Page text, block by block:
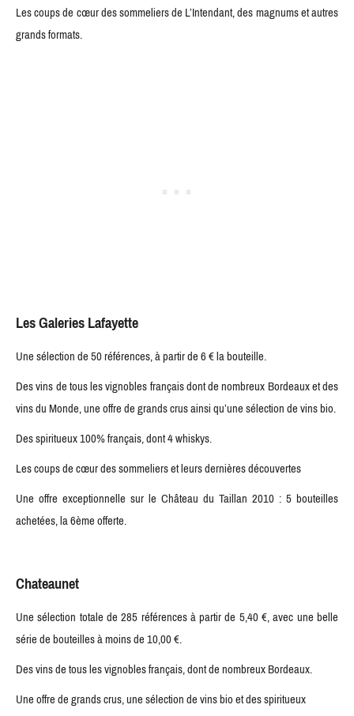
Les coups de cœur des sommeliers de L’Intendant, des magnums et autres
grands formats.
Les Galeries Lafayette
Une sélection de 50 références, à partir de 6 € la bouteille.
Des vins de tous les vignobles français dont de nombreux Bordeaux et des
vins du Monde, une offre de grands crus ainsi qu’une sélection de vins bio.
Des spiritueux 100% français, dont 4 whiskys.
Les coups de cœur des sommeliers et leurs dernières découvertes
Une offre exceptionnelle sur le Château du Taillan 2010 : 5 bouteilles
achetées, la 6ème offerte.
Chateaunet
Une sélection totale de 285 références à partir de 5,40 €, avec une belle
série de bouteilles à moins de 10,00 €.
Des vins de tous les vignobles français, dont de nombreux Bordeaux.
Une offre de grands crus, une sélection de vins bio et des spiritueux